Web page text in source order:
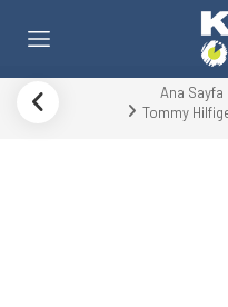
Ana Sayfa
Tommy